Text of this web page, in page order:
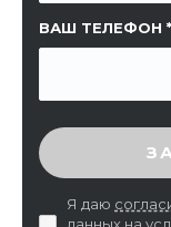
ВАШ ТЕЛЕФОН
ВВЕДИТЕ
Я даю